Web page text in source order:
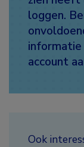
loggen.
account
Ook